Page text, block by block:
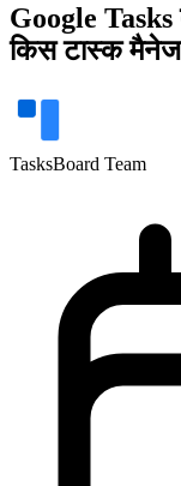
Google
किस टास्क
TasksBoard Team